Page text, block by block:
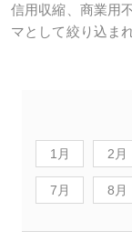
信用収縮、商業用
マとして絞り込まれ
1月 2月
7月 8月